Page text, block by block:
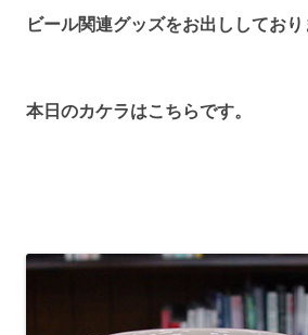
ビール関連グッズをお出ししており
本日のカケラはこちらです。